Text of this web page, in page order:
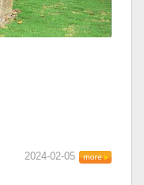
2024-02-05